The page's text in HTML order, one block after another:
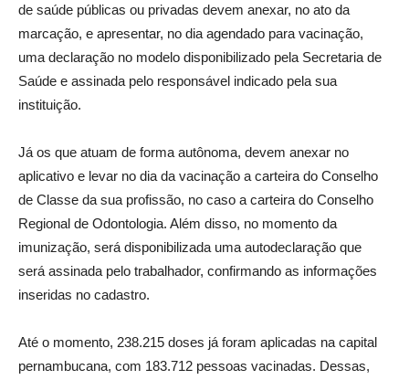
de saúde públicas ou privadas devem anexar, no ato da
marcação, e apresentar, no dia agendado para vacinação,
uma declaração no modelo disponibilizado pela Secretaria de
Saúde e assinada pelo responsável indicado pela sua
instituição.
Já os que atuam de forma autônoma, devem anexar no
aplicativo e levar no dia da vacinação a carteira do Conselho
de Classe da sua profissão, no caso a carteira do Conselho
Regional de Odontologia. Além disso, no momento da
imunização, será disponibilizada uma autodeclaração que
será assinada pelo trabalhador, confirmando as informações
inseridas no cadastro.
Até o momento, 238.215 doses já foram aplicadas na capital
pernambucana, com 183.712 pessoas vacinadas. Dessas,